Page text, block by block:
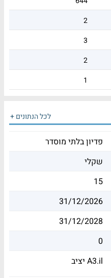
2
3
2
1
לכל הנתונים +
פדיון בלתי מוסדר
שקלי
15
31/12/2026
31/12/2028
0
יציב A3.il